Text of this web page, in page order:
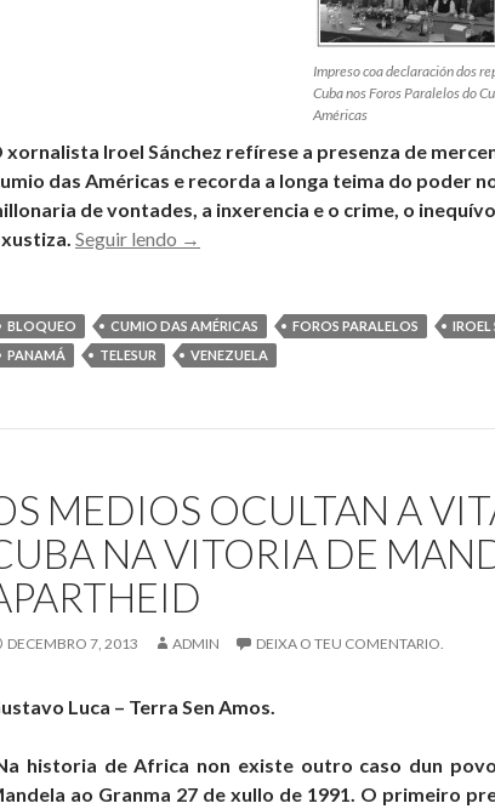
Impreso coa declaración dos
Cuba nos Foros Paralelos do
Américas
xornalista Iroel Sánchez refírese a presenza de
das Américas e recorda a longa teima do poder
de vontades, a inxerencia e o crime, o
xustiza. Seguir lendo A
en
Panamá
cos
mercenarios
→
BLOQUEO CUMIO DAS AMÉRICAS FOROS PARALELOS IROEL
PANAMÁ
TELESUR VENEZUELA
MEDIOS OCULTAN A
NA VITORIA DE
DECEMBRO 7, 2013 ADMIN DEIXA O TEU COMENTARIO.
Luca – Terra Sen Amos.
historia de Africa non existe outro caso dun
ao Granma 27 de xullo de 1991. O primeiro